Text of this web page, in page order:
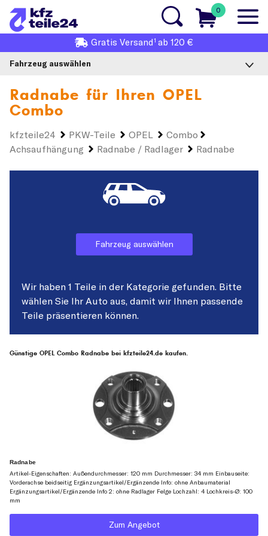
0
Gratis Versand1 ab 120 €
Fahrzeug auswählen
Radnabe für Ihren OPEL
Combo
kfzteile24 PKW-Teile OPEL
Combo
Achsaufhängung
Radnabe / Radlager Radnabe
Fahrzeug auswählen
Wir haben 1 Teile in der Kategorie gefunden. Bitte
wählen Sie Ihr Auto aus, damit wir Ihnen passende
Teile präsentieren können.
Günstige OPEL Combo Radnabe bei kfzteile24.de kaufen.
Radnabe
Artikel-Eigenschaften: Außendurchmesser: 120 mm Durchmesser: 34 mm Einbauseite:
Vorderachse beidseitig Ergänzungsartikel/Ergänzende Info: ohne Anbaumaterial
Ergänzungsartikel/Ergänzende Info 2: ohne Radlager Felge Lochzahl: 4 Lochkreis-Ø: 100
mm
Zum Angebot